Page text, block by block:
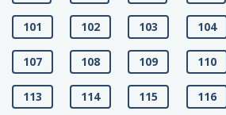
101 102 103 104
107 108 109 110
113 114 115 116